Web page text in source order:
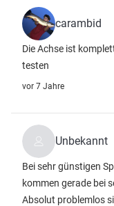
carambid
Die Achse ist
testen
vor 7 Jahre
Unbekannt
Bei sehr günstigen
kommen gerade bei
Absolut problemlos